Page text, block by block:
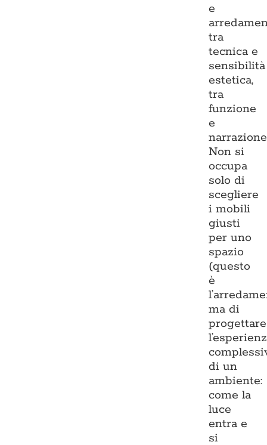
e
tra
tecnica e
sensibilità
estetica,
tra
funzione
e
Non si
occupa
solo di
scegliere
i mobili
giusti
per uno
spazio
(questo
è
ma di
progettare
di un
ambiente:
come la
luce
entra e
si